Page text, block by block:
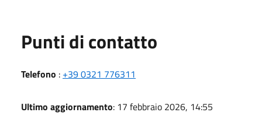
Punti di contatto
Telefono : +39 0321 776311
Ultimo aggiornamento: 17 febbraio 2026, 14:55